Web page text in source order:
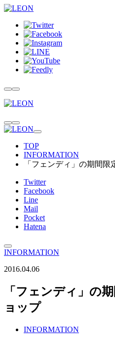
TOP
INFORMATION
「フェンディ」の期間
Twitter
Facebook
Line
Mail
Pocket
Hatena
INFORMATION
2016.04.06
「フェンディ」の
ョップ
INFORMATION